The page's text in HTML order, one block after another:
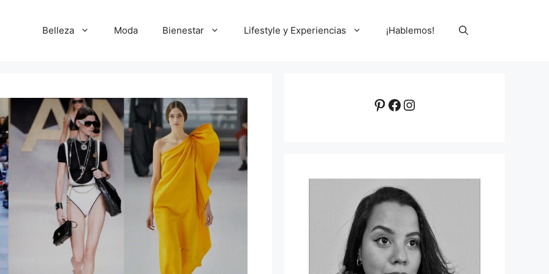
Belleza Moda Bienestar Lifestyle y Experiencias ¡Hablemos!
Pinterest
Facebook
Instagram